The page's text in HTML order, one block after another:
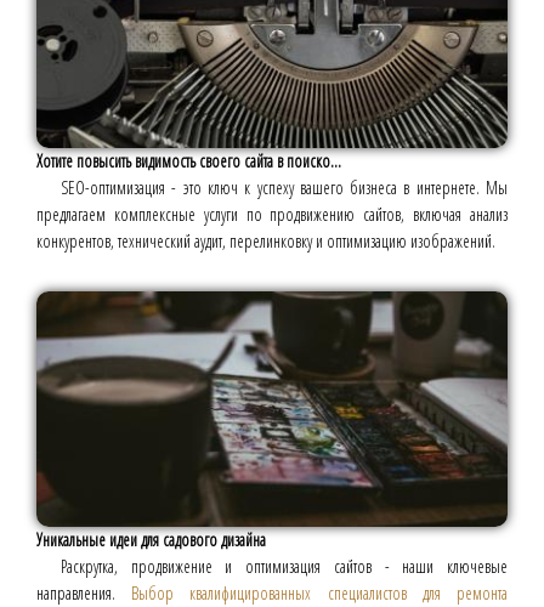
Хотите повысить видимость своего сайта в поиско...
SEO-оптимизация - это ключ к успеху вашего бизнеса в интернете. Мы
предлагаем комплексные услуги по продвижению сайтов, включая анализ
конкурентов, технический аудит, перелинковку и оптимизацию изображений.
Уникальные идеи для садового дизайна
Раскрутка, продвижение и оптимизация сайтов - наши ключевые
направления. Выбор квалифицированных специалистов для ремонта